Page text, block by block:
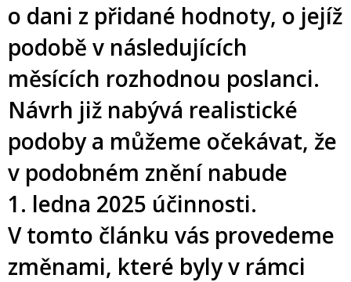
o dani z přidané hodnoty, o jejíž
podobě v následujících
měsících rozhodnou poslanci.
Návrh již nabývá realistické
podoby a můžeme očekávat, že
v podobném znění nabude
1. ledna 2025 účinnosti.
V tomto článku vás provedeme
změnami, které byly v rámci